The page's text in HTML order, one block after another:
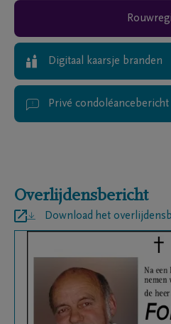
Digitaal kaarsje branden
Privé
Overlijdensbericht
Download het